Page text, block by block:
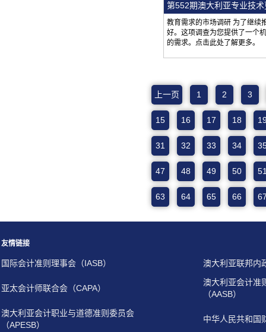
第552期澳大利亚专业技
教育需求的市场调研 为了继续
好。这项调查为您提供了一个
的需求。点击此处了解更多。
上一页 1 2 3
15 16 17 18
31 32 33 34
47 48 49 50
63 64 65 66
友情链接
国际会计准则理事会（IASB） 澳大利亚联邦内
亚太会计师联合会（CAPA）
澳大利亚会计准
（AASB）
澳大利亚会计职业与道德准则委员会
（APESB）
中华人民共和国